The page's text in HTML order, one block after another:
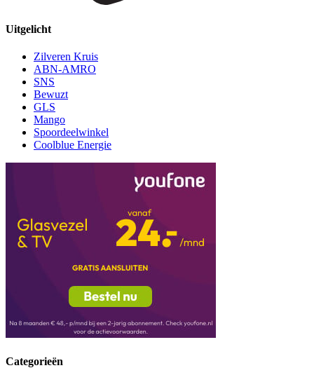
Uitgelicht
Zilveren Kruis
ABN-AMRO
SNS
Bewuzt
GLS
Mango
Spoordeelwinkel
Coolblue Energie
Categorieën